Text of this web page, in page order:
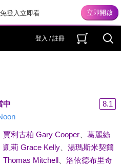
登入立即看
登入 / 註冊
中
8.1
賈利古柏 Gary Cooper、 葛麗絲
凱莉 Grace Kelly、 湯瑪斯米契爾
Thomas Mitchell、 洛依德布里奇